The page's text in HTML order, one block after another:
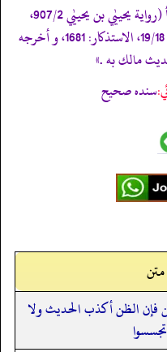
«366- متفق عليه، الموطأ (رواية يحييٰي بن يحييٰي 907/2،
908 ح 1749، ك 47 ب 4 ح 15) التمهيد 19/18، الاستذكار: 1681، و أخرجه
سنده صحيح
فإن الظن أكذب الحديث ولا